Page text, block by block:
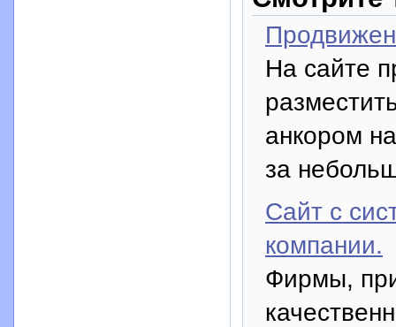
На сайте
анкором
за
Сайт с
компании.
Фирмы,